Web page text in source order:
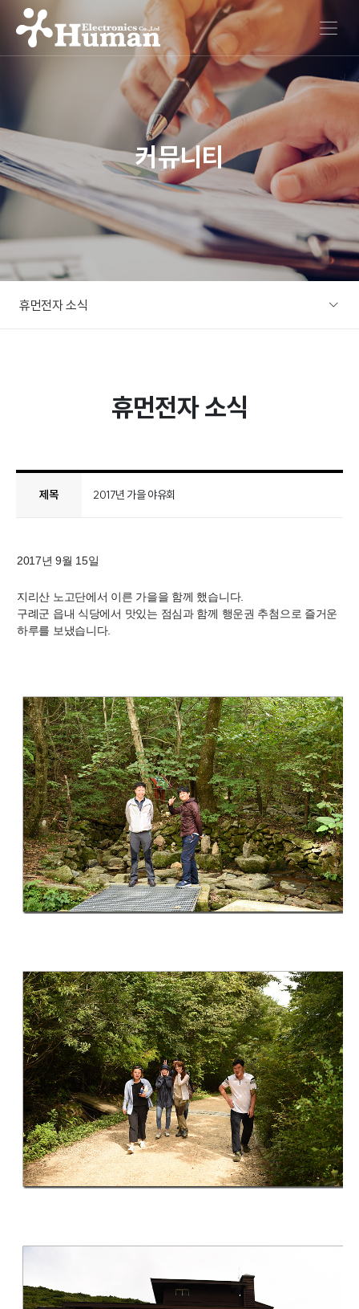
메뉴 열기
커뮤니티
휴먼전자 소식
휴먼전자 소식
제목 2017년 가을 야유회
2017년 9월 15일
지리산 노고단에서 이른 가을을 함께 했습니다.
구례군 읍내 식당에서 맛있는 점심과 함께 행운권 추첨으로 즐거운
하루를 보냈습니다.